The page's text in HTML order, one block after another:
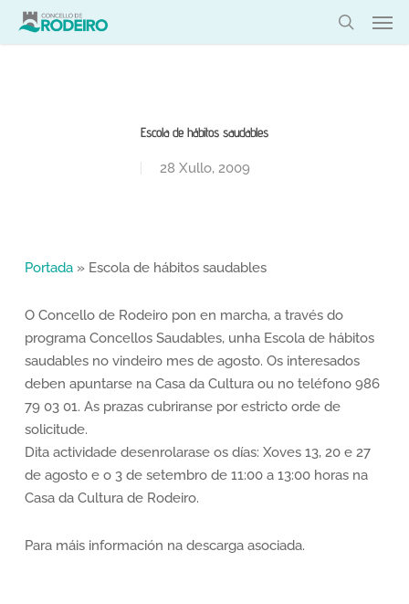
Skip
Escola de hábitos saudables
28 Xullo, 2009
Portada» Escola de hábitos saudables
O Concello de Rodeiro pon en marcha, a través do
programa Concellos Saudables, unha Escola de hábitos
saudables no vindeiro mes de agosto. Os interesados
deben apuntarse na Casa da Cultura ou no teléfono 986
79 03 01. As prazas cubriranse por estricto orde de
solicitude.
Dita actividade desenrolarase os días: Xoves 13, 20 e 27
de agosto e o 3 de setembro de 11:00 a 13:00 horas na
Casa da Cultura de Rodeiro.
Para máis información na descarga asociada.